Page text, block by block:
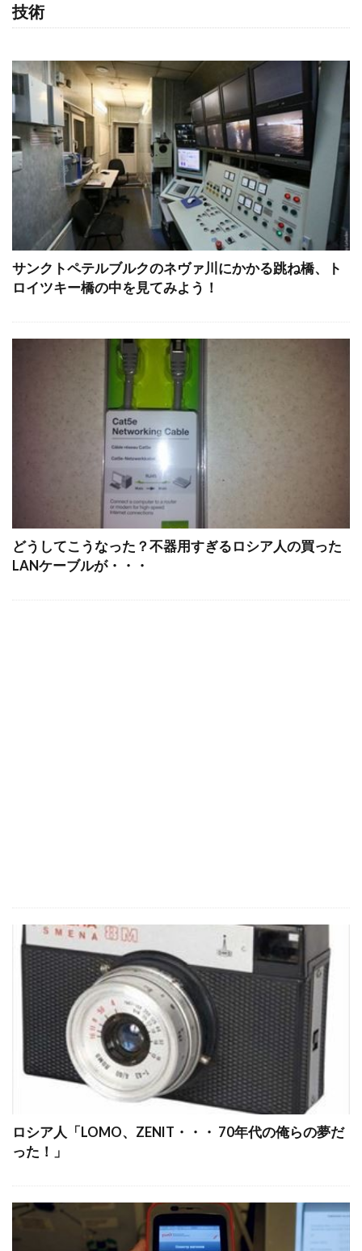
技術
サンクトペテルブルクのネヴァ川にかかる跳ね橋、ト
ロイツキー橋の中を見てみよう！
どうしてこうなった？不器用すぎるロシア人の買った
LANケーブルが・・・
ロシア人「LOMO、ZENIT・・・ 70年代の俺らの夢だ
った！」